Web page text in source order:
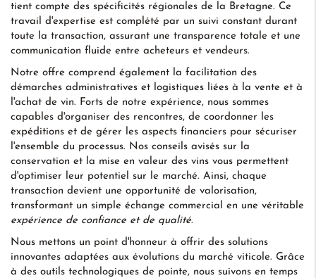
tient compte des spécificités régionales de la Bretagne. Ce
travail d'expertise est complété par un suivi constant durant
toute la transaction, assurant une transparence totale et une
communication fluide entre acheteurs et vendeurs.
Notre offre comprend également la facilitation des
démarches administratives et logistiques liées à la vente et à
l'achat de vin. Forts de notre expérience, nous sommes
capables d'organiser des rencontres, de coordonner les
expéditions et de gérer les aspects financiers pour sécuriser
l'ensemble du processus. Nos conseils avisés sur la
conservation et la mise en valeur des vins vous permettent
d'optimiser leur potentiel sur le marché. Ainsi, chaque
transaction devient une opportunité de valorisation,
transformant un simple échange commercial en une véritable
expérience de confiance et de qualité.
Nous mettons un point d'honneur à offrir des solutions
innovantes adaptées aux évolutions du marché viticole. Grâce
à des outils technologiques de pointe, nous suivons en temps